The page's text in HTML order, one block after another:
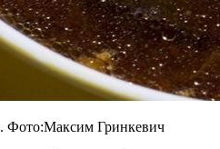
Фото:Максим Гринкевич